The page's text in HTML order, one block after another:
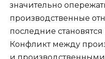
значительно
производственные
последние
Конфликт между